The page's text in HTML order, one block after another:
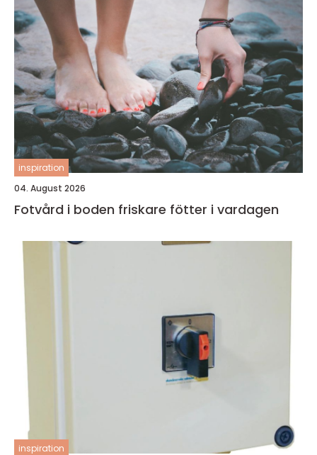
inspiration
04. August 2026
Fotvård i boden friskare fötter i vardagen
inspiration